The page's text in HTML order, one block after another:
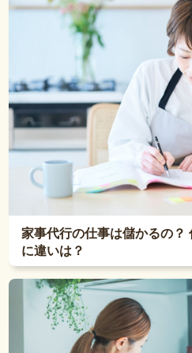
家事代行の仕事は儲かるの？
に違いは？